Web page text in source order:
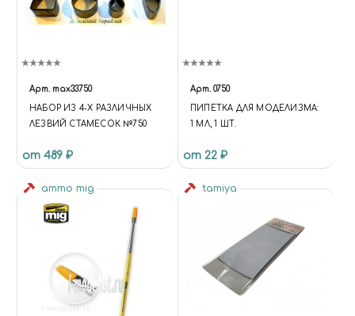
Арт. max33750
НАБОР ИЗ 4-Х РАЗЛИЧНЫХ
ЛЕЗВИЙ СТАМЕСОК №750
от 489 ₽
Арт. 0750
ПИПЕТКА ДЛЯ МОДЕЛИЗМА:
1 МЛ, 1 ШТ.
от 22 ₽
ammo mig tamiya